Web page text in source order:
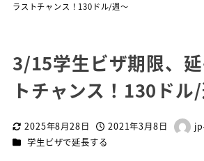
ラストチャンス！130ドル/週～
3/15学生ビザ期限、
トチャンス！130ドル
更新日2025年8月28日 投稿日2021年3月8日
著
カテゴリー
学生ビザで延長する